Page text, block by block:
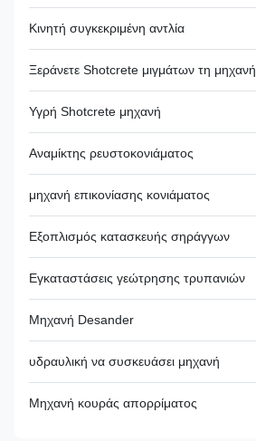
Κινητή συγκεκριμένη αντλία
Ξεράνετε Shotcrete μιγμάτων τη μηχανή
Υγρή Shotcrete μηχανή
Αναμίκτης ρευστοκονιάματος
μηχανή επικονίασης κονιάματος
Εξοπλισμός κατασκευής σηράγγων
Εγκαταστάσεις γεώτρησης τρυπανιών
Μηχανή Desander
υδραυλική να συσκευάσει μηχανή
Μηχανή κουράς απορρίματος